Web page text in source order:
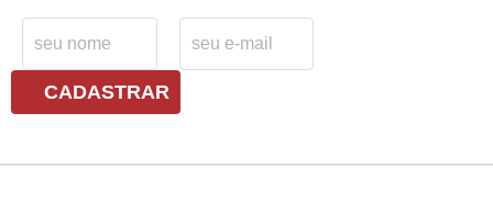
CADASTRAR